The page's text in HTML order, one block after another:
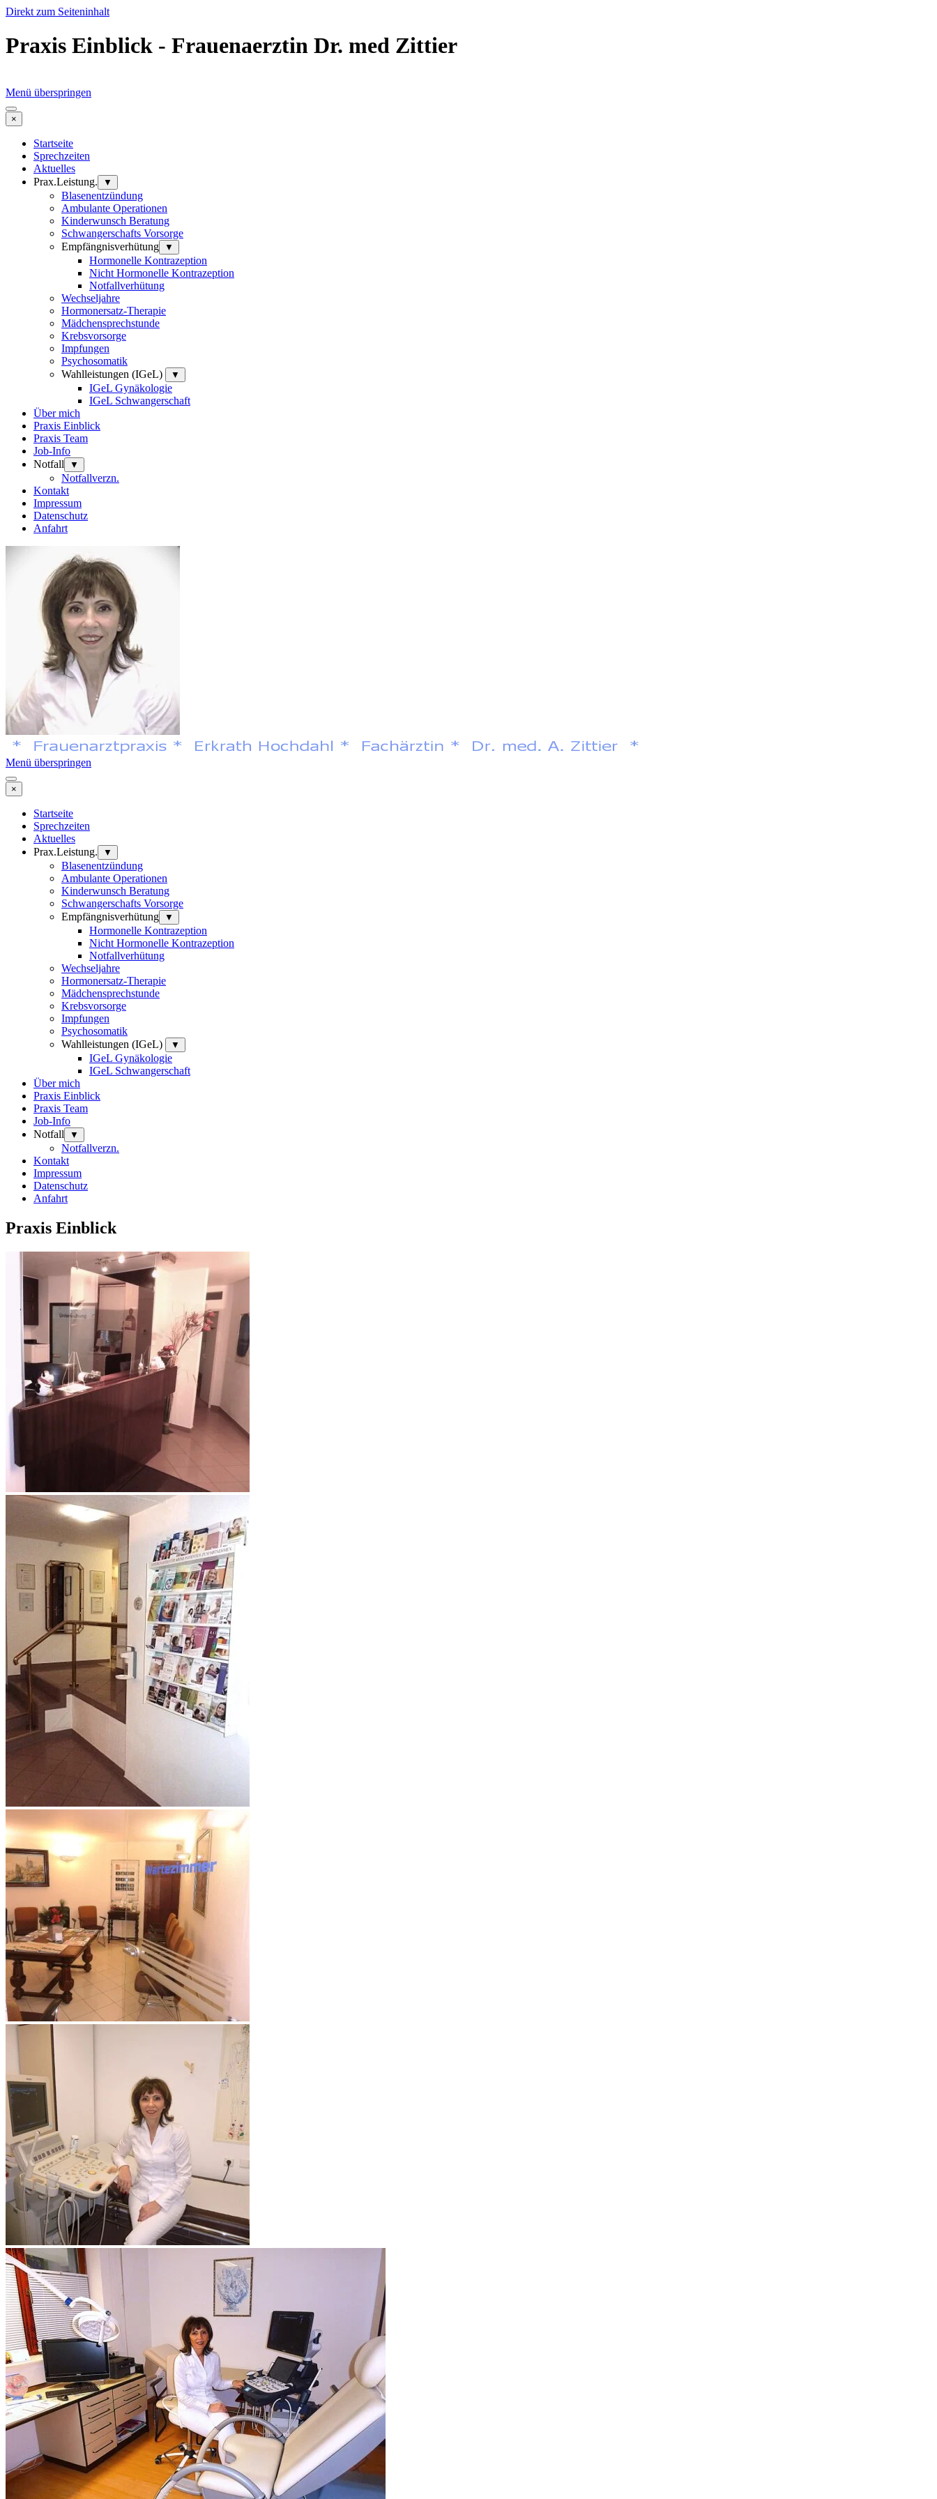
Direkt zum Seiteninhalt
Praxis Einblick - Frauenaerztin Dr. med Zittier
Menü überspringen
×
Startseite
Sprechzeiten
Aktuelles
Prax.Leistung.
▼
Blasenentzündung
Ambulante Operationen
Kinderwunsch Beratung
Schwangerschafts Vorsorge
Empfängnisverhütung
▼
Hormonelle Kontrazeption
Nicht Hormonelle Kontrazeption
Notfallverhütung
Wechseljahre
Hormonersatz-Therapie
Mädchensprechstunde
Krebsvorsorge
Impfungen
Psychosomatik
Wahlleistungen (IGeL)
▼
IGeL Gynäkologie
IGeL Schwangerschaft
Über mich
Praxis Einblick
Praxis Team
Job-Info
Notfall
▼
Notfallverzn.
Kontakt
Impressum
Datenschutz
Anfahrt
Menü überspringen
×
Startseite
Sprechzeiten
Aktuelles
Prax.Leistung.
▼
Blasenentzündung
Ambulante Operationen
Kinderwunsch Beratung
Schwangerschafts Vorsorge
Empfängnisverhütung
▼
Hormonelle Kontrazeption
Nicht Hormonelle Kontrazeption
Notfallverhütung
Wechseljahre
Hormonersatz-Therapie
Mädchensprechstunde
Krebsvorsorge
Impfungen
Psychosomatik
Wahlleistungen (IGeL)
▼
IGeL Gynäkologie
IGeL Schwangerschaft
Über mich
Praxis Einblick
Praxis Team
Job-Info
Notfall
▼
Notfallverzn.
Kontakt
Impressum
Datenschutz
Anfahrt
Praxis Einblick